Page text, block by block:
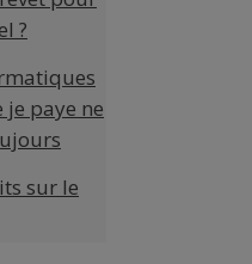
?
je paye ne
sur le